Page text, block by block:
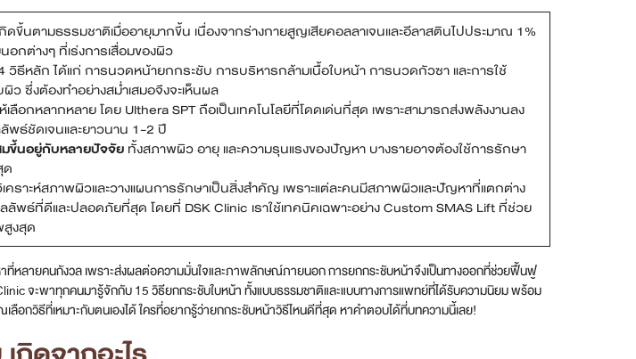
ดขึ้นตามธรรมชาติเมื่ออายุมากขึ้น เนื่องจากร่างกายสูญเสียคอลลาเจนและอีลาสตินไปประมาณ 1%
กต่างๆ ที่เร่งการเสื่อมของผิว
วิธีหลัก ได้แก่ การนวดหน้ายกกระชับ การบริหารกล้ามเนื้อใบหน้า การนวดกัวซา และการใช้
ซึ่งต้องทำอย่างสม่ำเสมอจึงจะเห็นผล
เลือกหลากหลาย โดย Ulthera SPT ถือเป็นเทคโนโลยีที่โดดเด่นที่สุด เพราะสามารถส่งพลังงานลง
พธ์ชัดเจนและยาวนาน 1-2 ปี
มขึ้นอยู่กับหลายปัจจัย ทั้งสภาพผิว อายุ และความรุนแรงของปัญหา บางรายอาจต้องใช้การรักษา
ด
คราะห์สภาพผิวและวางแผนการรักษาเป็นสิ่งสำคัญ เพราะแต่ละคนมีสภาพผิวและปัญหาที่แตกต่าง
ลัพธ์ที่ดีและปลอดภัยที่สุด โดยที่ DSK Clinic เราใช้เทคนิคเฉพาะอย่าง Custom SMAS Lift ที่ช่วย
งสุด
หลายคนกังวล เพราะส่งผลต่อความมั่นใจและภาพลักษณ์ภายนอก การยกกระชับหน้าจึงเป็นทางออกที่ช่วยฟื้นฟู
จะพาทุกคนมารู้จักกับ 15 วิธียกกระชับใบหน้า ทั้งแบบธรรมชาติและแบบทางการแพทย์ที่ได้รับความนิยม พร้อม
ลือกวิธีที่เหมาะกับตนเองได้ ใครที่อยากรู้ว่ายกกระชับหน้าวิธีไหนดีที่สุด หาคำตอบได้ที่บทความนี้เลย!